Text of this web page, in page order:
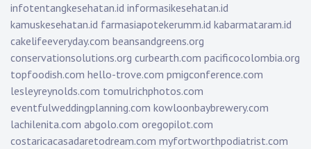
infotentangkesehatan.id informasikesehatan.id
kamuskesehatan.id farmasiapotekerumm.id kabarmataram.id
cakelifeeveryday.com beansandgreens.org
conservationsolutions.org curbearth.com pacificocolombia.org
topfoodish.com hello-trove.com pmigconference.com
lesleyreynolds.com tomulrichphotos.com
eventfulweddingplanning.com kowloonbaybrewery.com
lachilenita.com abgolo.com oregopilot.com
costaricacasadaretodream.com myfortworthpodiatrist.com